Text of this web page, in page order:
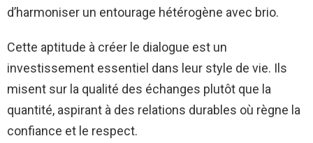
d’harmoniser un entourage hétérogène avec brio.
Cette aptitude à créer le dialogue est un
investissement essentiel dans leur style de vie. Ils
misent sur la qualité des échanges plutôt que la
quantité, aspirant à des relations durables où règne la
confiance et le respect.